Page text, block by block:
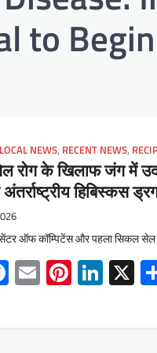
to
LOCAL NEWS, RECENT NEWS,
रोग के खिलाफ जंग में
अंतर्राष्ट्रीय हिबिस्कस
सेंटर ऑफ कॉम्पिटेंस और पहला सिकल
Facebook
Email X